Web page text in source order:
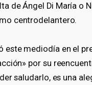
de Ángel Di María o
centrodelantero.
este mediodía en el
por su
saludarlo, es una